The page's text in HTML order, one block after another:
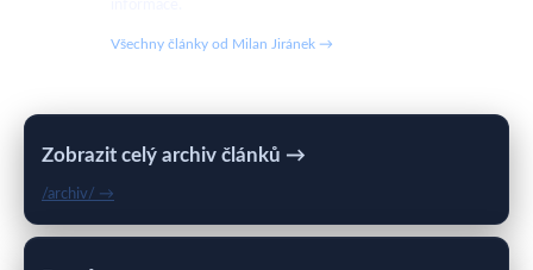
Všechny články od Milan Jiránek →
Zobrazit celý archiv článků →
/archiv/ →